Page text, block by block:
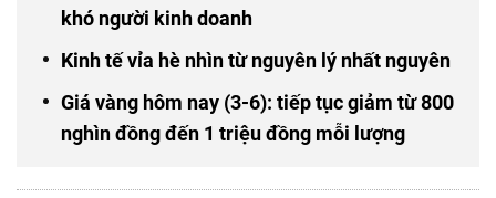
khó người kinh doanh
Kinh tế vỉa hè nhìn từ nguyên lý nhất nguyên
Giá vàng hôm nay (3-6): tiếp tục giảm từ 800
nghìn đồng đến 1 triệu đồng mỗi lượng